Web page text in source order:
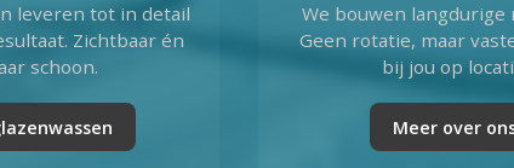
leveren tot in detail
Zichtbaar én
schoon.
We bouwen langdurige
Geen rotatie, maar
bij jou op
Meer over